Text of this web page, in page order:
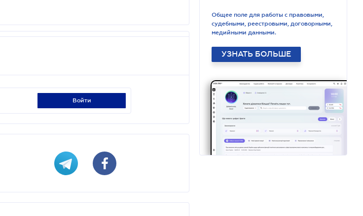
войти
Общее поле для работы с правовыми,
судебными, реестровыми, договорными,
медийными данными.
УЗНАТЬ БОЛЬШЕ